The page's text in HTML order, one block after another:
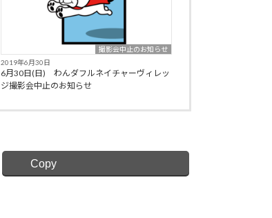
撮影会中止のお知らせ
2019年6月30日
6月30日(日) わんダフルネイチャーヴィレッ
ジ撮影会中止のお知らせ
Copy